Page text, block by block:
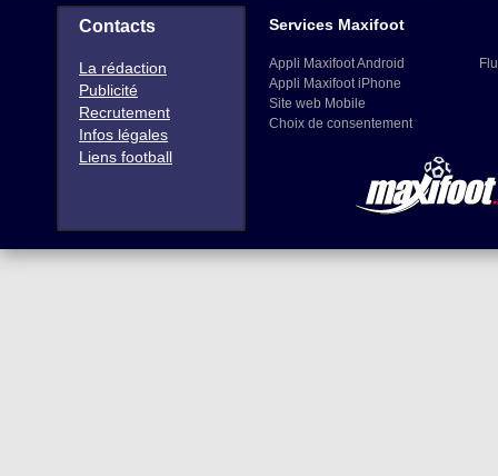
Contacts
La rédaction
Publicité
Recrutement
Infos légales
Liens football
Services Maxifoot
Appli Maxifoot Android
Appli Maxifoot iPhone
Site web Mobile
Choix de consentement